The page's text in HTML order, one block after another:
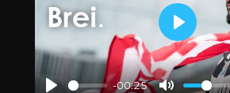
-00:25
Play